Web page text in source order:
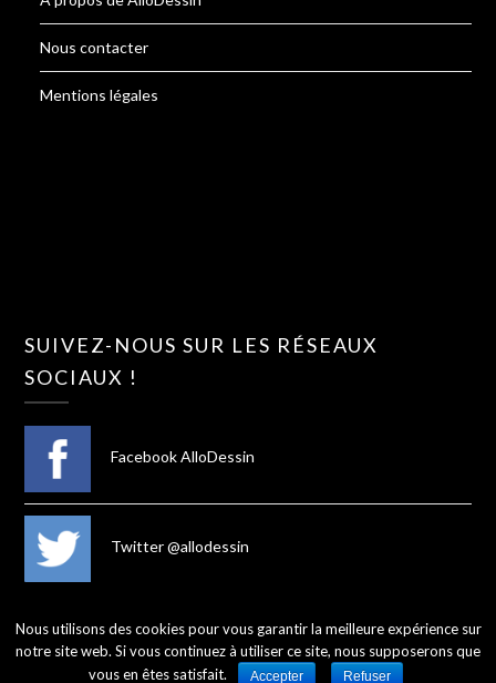
Nous contacter
Mentions légales
SUIVEZ-NOUS SUR LES RÉSEAUX
SOCIAUX !
Facebook AlloDessin
Twitter @allodessin
©2026 AlloDessin
Nous utilisons des cookies pour vous garantir la meilleure expérience sur
notre site web. Si vous continuez à utiliser ce site, nous supposerons que
vous en êtes satisfait.
Accepter Refuser